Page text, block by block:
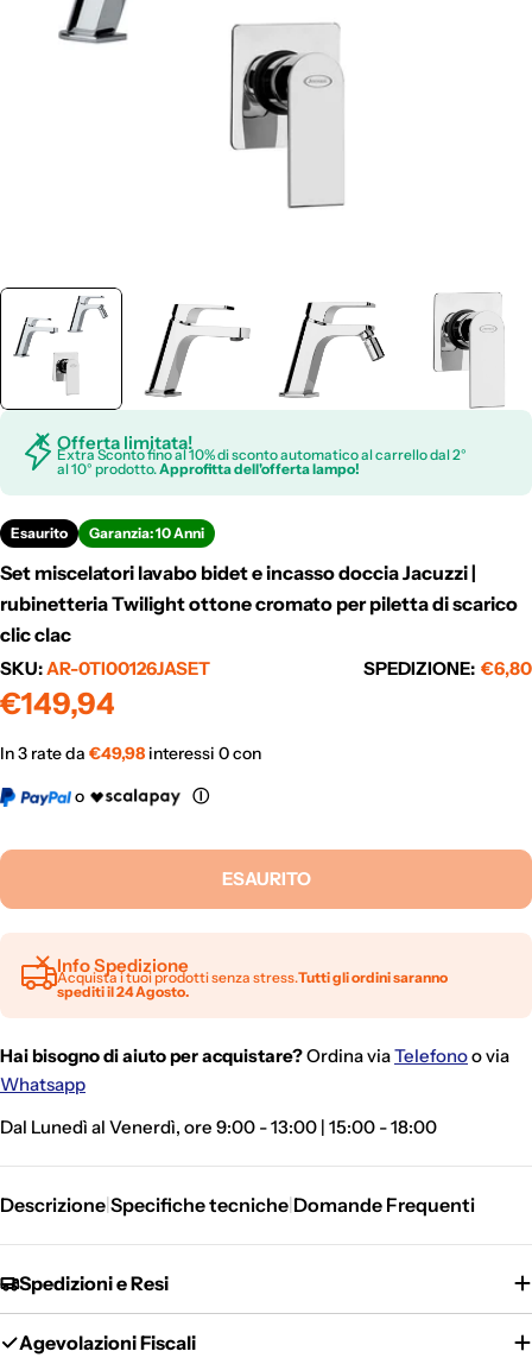
supporto 0 in modalità modale
Offerta limitata!
Extra Sconto fino al 10% di sconto automatico al carrello dal 2°
al 10° prodotto.Approfitta dell'offerta lampo!
Esaurito Garanzia: 10 Anni
Set miscelatori lavabo bidet e incasso doccia Jacuzzi |
rubinetteria Twilight ottone cromato per piletta di scarico
clic clac
SKU:AR-0TI00126JASET SPEDIZIONE: €6,80
Prezzo
€149,94
In 3 rate da €49,98 interessi 0 con
o
Ⓘ
ESAURITO
Info Spedizione
Acquista i tuoi prodotti senza stress.Tutti gli ordini saranno
spediti il 24 Agosto.
Hai bisogno di aiuto per acquistare?Ordina viaTelefonoo via
Whatsapp
Dal Lunedì al Venerdì, ore 9:00 - 13:00 | 15:00 - 18:00
Descrizione Specifiche tecniche Domande Frequenti
Spedizioni e Resi
Agevolazioni Fiscali